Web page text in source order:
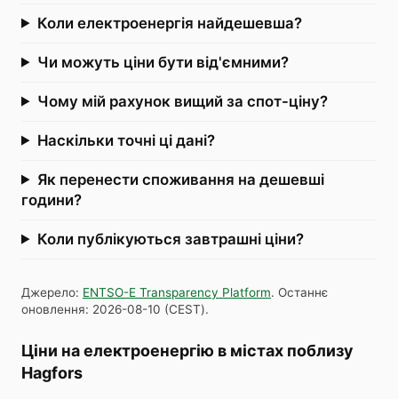
Коли електроенергія найдешевша?
Чи можуть ціни бути від'ємними?
Чому мій рахунок вищий за спот-ціну?
Наскільки точні ці дані?
Як перенести споживання на дешевші
години?
Коли публікуються завтрашні ціни?
Джерело: ENTSO-E Transparency Platform. Останнє
оновлення: 2026-08-10 (CEST).
Ціни на електроенергію в містах поблизу
Hagfors